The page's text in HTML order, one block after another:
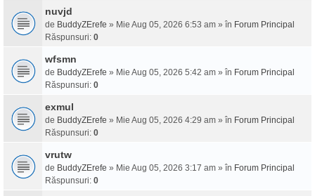
nuvjd
de BuddyZErefe » Mie Aug 05, 2026 6:53 am » în Forum Principal
Răspunsuri: 0
wfsmn
de BuddyZErefe » Mie Aug 05, 2026 5:42 am » în Forum Principal
Răspunsuri: 0
exmul
de BuddyZErefe » Mie Aug 05, 2026 4:29 am » în Forum Principal
Răspunsuri: 0
vrutw
de BuddyZErefe » Mie Aug 05, 2026 3:17 am » în Forum Principal
Răspunsuri: 0